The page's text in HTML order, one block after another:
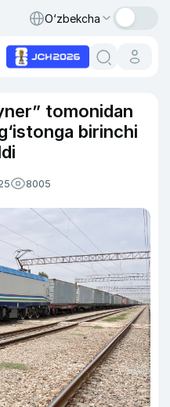
O‘zbekcha
tomonidan
birinchi
8005